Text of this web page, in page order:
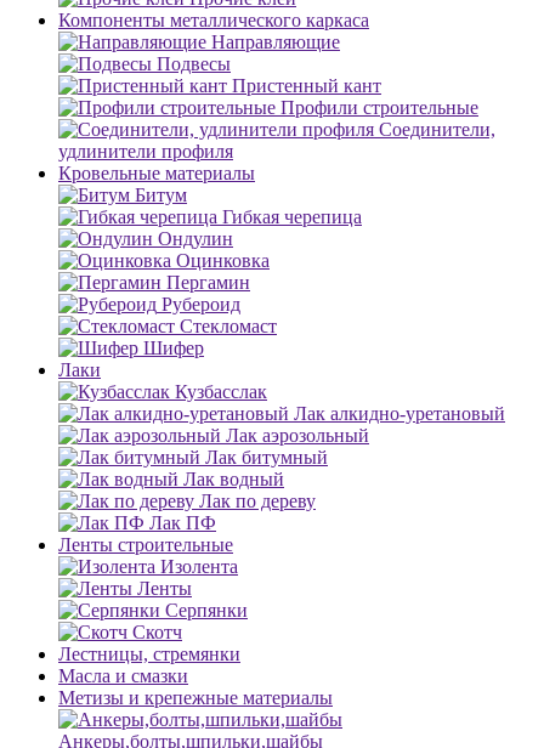
Компоненты металлического каркаса
Направляющие
Подвесы
Пристенный кант
Профили строительные
Соединители,
удлинители профиля
Кровельные материалы
Битум
Гибкая черепица
Ондулин
Оцинковка
Пергамин
Рубероид
Стекломаст
Шифер
Лаки
Кузбасслак
Лак алкидно-уретановый
Лак аэрозольный
Лак битумный
Лак водный
Лак по дереву
Лак ПФ
Ленты строительные
Изолента
Ленты
Серпянки
Скотч
Лестницы, стремянки
Масла и смазки
Метизы и крепежные материалы
Анкеры,болты,шпильки,шайбы